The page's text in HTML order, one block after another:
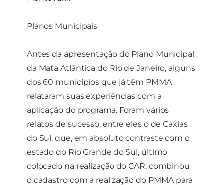
Planos Municipais
Antes da apresentação do Plano Municipal
da Mata Atlântica do Rio de Janeiro, alguns
dos 60 municípios que já têm PMMA
relataram suas experiências com a
aplicação do programa. Foram vários
relatos de sucesso, entre eles o de Caxias
do Sul, que, em absoluto contraste com o
estado do Rio Grande do Sul, último
colocado na realização do CAR, combinou
o cadastro com a realização do PMMA para